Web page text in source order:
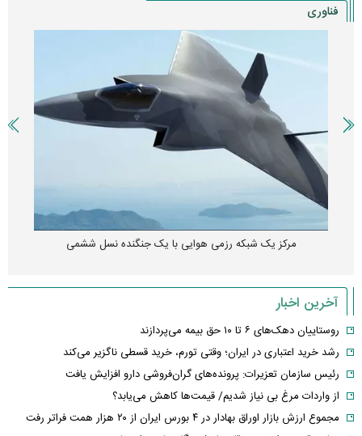
فناوری
آخرین اخبار
روستاییان دهک‌های ۶ تا ۱۰ حق بیمه می‌پردازند
رشد خرید اعتباری در ایران؛ وقتی تورم، خرید قسطی ناگزیر می‌کند
رئیس سازمان تعزیرات: پرونده‌های گران‌فروشی دارو افزایش یافت
از واردات مرغ بی نیاز شدیم/ قیمت‌ها کاهش می‌یابد؟
مجموع ارزش بازار اوراق بهادار در ۴ بورس ایران از ۲۰ هزار همت فراتر رفت